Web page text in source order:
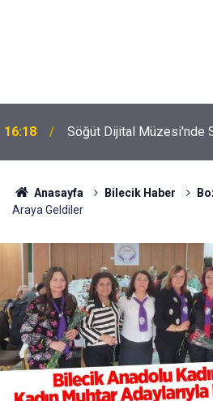
16:18 Söğüt Dijital Müzesi'nde
Anasayfa Bilecik Haber
Araya Geldiler